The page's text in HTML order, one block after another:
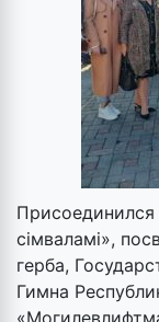
Присоединился
сімваламі»,
герба,
Гимна